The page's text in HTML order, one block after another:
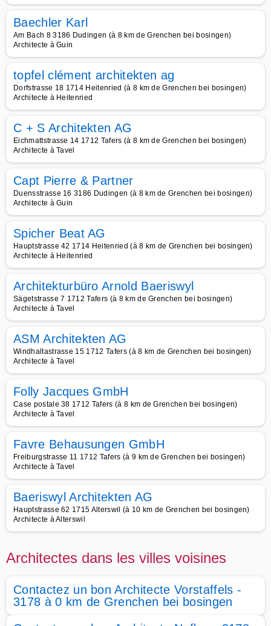
Baechler Karl
Am Bach 8 3186 Dudingen (à 8 km de Grenchen bei bosingen)
Architecte à Guin
topfel clément architekten ag
Dorfstrasse 18 1714 Heitenried (à 8 km de Grenchen bei bosingen)
Architecte à Heitenried
C + S Architekten AG
Eichmattstrasse 14 1712 Tafers (à 8 km de Grenchen bei bosingen)
Architecte à Tavel
Capt Pierre & Partner
Duensstrasse 16 3186 Dudingen (à 8 km de Grenchen bei bosingen)
Architecte à Guin
Spicher Beat AG
Hauptstrasse 42 1714 Heitenried (à 8 km de Grenchen bei bosingen)
Architecte à Heitenried
Architekturbüro Arnold Baeriswyl
Sägetstrasse 7 1712 Tafers (à 8 km de Grenchen bei bosingen)
Architecte à Tavel
ASM Architekten AG
Windhaltastrasse 15 1712 Tafers (à 8 km de Grenchen bei bosingen)
Architecte à Tavel
Folly Jacques GmbH
Case postale 38 1712 Tafers (à 8 km de Grenchen bei bosingen)
Architecte à Tavel
Favre Behausungen GmbH
Freiburgstrasse 11 1712 Tafers (à 9 km de Grenchen bei bosingen)
Architecte à Tavel
Baeriswyl Architekten AG
Hauptstrasse 62 1715 Alterswil (à 10 km de Grenchen bei bosingen)
Architecte à Alterswil
Architectes dans les villes voisines
Contactez un bon Architecte Vorstaffels -
3178 à 0 km de Grenchen bei bosingen